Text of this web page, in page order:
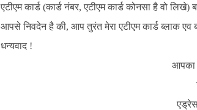
एटीएम कार्ड (कार्ड नंबर, एटीएम कार्ड कोनसा है वो
आपसे निवदेन है की, आप तुरंत मेरा एटीएम कार्ड ब्लाक
धन्यवाद !
आपका